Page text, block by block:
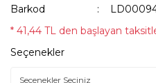
Barkod
* 41,44 TL den başlayan
Seçenekler